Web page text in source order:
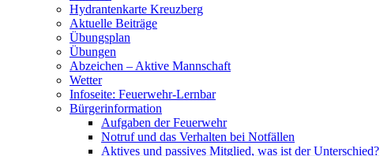
Hydrantenkarte Kreuzberg
Aktuelle Beiträge
Übungsplan
Übungen
Abzeichen – Aktive Mannschaft
Wetter
Infoseite: Feuerwehr-Lernbar
Bürgerinformation
Aufgaben der Feuerwehr
Notruf und das Verhalten bei Notfällen
Aktives und passives Mitglied, was ist der Unterschied?